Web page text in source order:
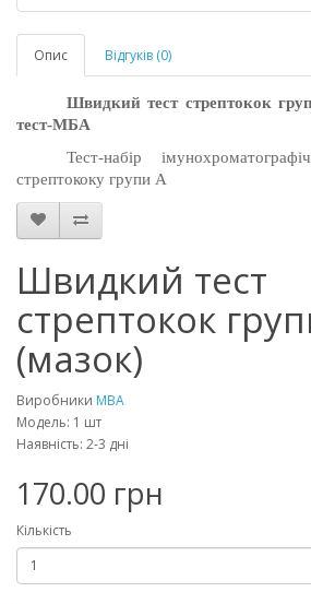
Опис Відгуків (0)
Швидкий тест стрептокок
тест-МБА
Тест-набір
стрептококу групи А
Швидкий тест
стрептокок
(мазок)
Виробники MBA
Модель: 1 шт
Наявність: 2-3 дні
170.00 грн
Кількість